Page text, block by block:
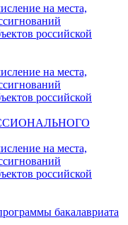
на места,
российской
на места,
российской
на места,
российской
бакалавриата